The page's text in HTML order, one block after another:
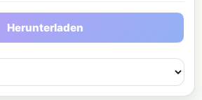
Herunterladen